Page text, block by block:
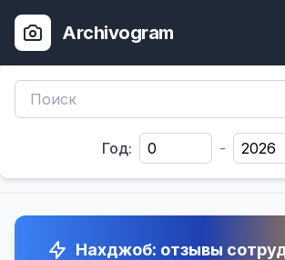
Archivogram
Год: -
Нахджоб: отзывы